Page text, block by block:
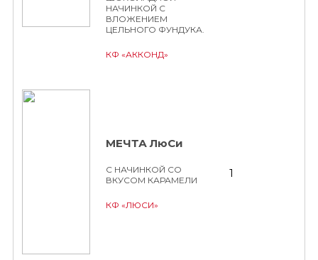
НАЧИНКОЙ С
ВЛОЖЕНИЕМ
ЦЕЛЬНОГО ФУНДУКА.
КФ «АККОНД»
МЕЧТА ЛюСи
С НАЧИНКОЙ СО
ВКУСОМ КАРАМЕЛИ
КФ «ЛЮСИ»
1